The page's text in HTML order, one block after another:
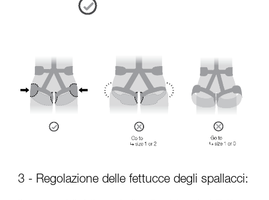
3 - Regolazione delle fettucce degli spallacci: